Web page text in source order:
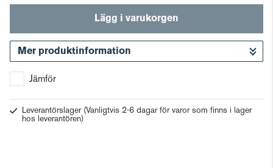
Lägg i varukorgen
Mer produktinformation
Jämför
Leverantörslager (Vanligtvis 2-6 dagar för varor som finns i lager
hos leverantören)